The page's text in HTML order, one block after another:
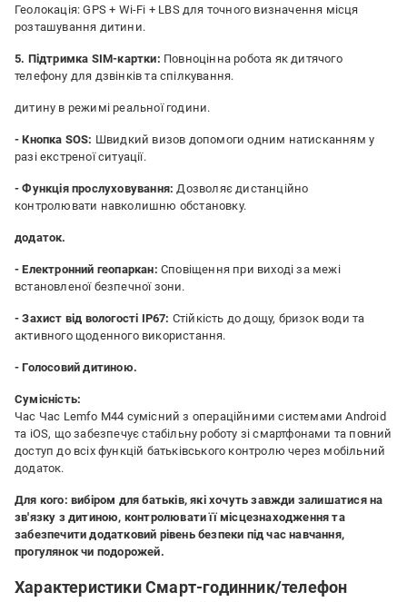
Геолокація: GPS + Wi-Fi + LBS для точного визначення місця
розташування дитини.
5. Підтримка SIM-картки: Повноцінна робота як дитячого
телефону для дзвінків та спілкування.
дитину в режимі реальної години.
- Кнопка SOS: Швидкий визов допомоги одним натисканням у
разі екстреної ситуації.
- Функція прослуховування: Дозволяє дистанційно
контролювати навколишню обстановку.
додаток.
- Електронний геопаркан: Сповіщення при виході за межі
встановленої безпечної зони.
- Захист від вологості IP67: Стійкість до дощу, бризок води та
активного щоденного використання.
- Голосовий дитиною.
Сумісність:
Час Час Lemfo M44 сумісний з операційними системами Android
та iOS, що забезпечує стабільну роботу зі смартфонами та повний
доступ до всіх функцій батьківського контролю через мобільний
додаток.
Для кого: вибіром для батьків, які хочуть завжди залишатися на
зв'язку з дитиною, контролювати її місцезнаходження та
забезпечити додатковий рівень безпеки під час навчання,
прогулянок чи подорожей.
Характеристики Смарт-годинник/телефон